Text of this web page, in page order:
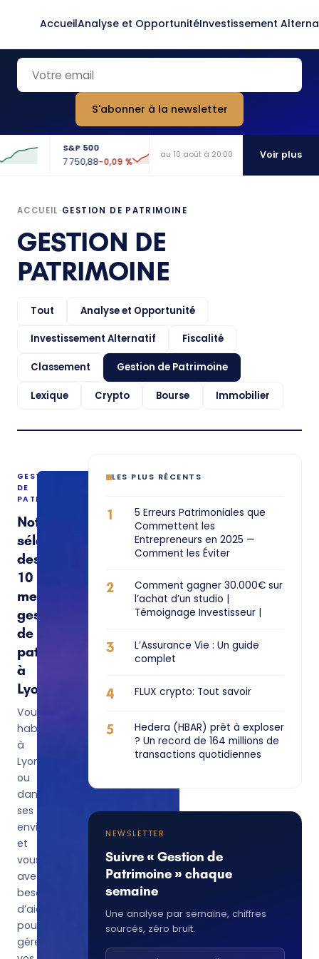
AccueilAnalyse et OpportunitéInvestissement
S'abonner à la newsletter
S&P 500
7 750,88−0,09 %
au 10 août à 20:00 Voir plus
ACCUEIL·GESTION DE PATRIMOINE
GESTION DE
PATRIMOINE
Tout Analyse et Opportunité
Investissement Alternatif Fiscalité
Classement Gestion de Patrimoine
Lexique Crypto Bourse Immobilier
GESTION
DE
PATRIMOINE
Notre
sélection
des
10
meilleurs
gestionnaires
de
patrimoine
à
Lyon
Vous
habitez
à
Lyon
ou
dans
ses
environs
et
vous
avez
besoin
d’aide
pour
gérer
LES PLUS RÉCENTS
1
5 Erreurs Patrimoniales que
Commettent les
Entrepreneurs en 2025 —
Comment les Éviter
2
Comment gagner 30.000€ sur
l’achat d’un studio |
Témoignage Investisseur |
3
L’Assurance Vie : Un guide
complet
4 FLUX crypto: Tout savoir
5
Hedera (HBAR) prêt à exploser
? Un record de 164 millions de
transactions quotidiennes
NEWSLETTER
Suivre « Gestion de
Patrimoine » chaque
semaine
Une analyse par semaine, chiffres
sourcés, zéro bruit.